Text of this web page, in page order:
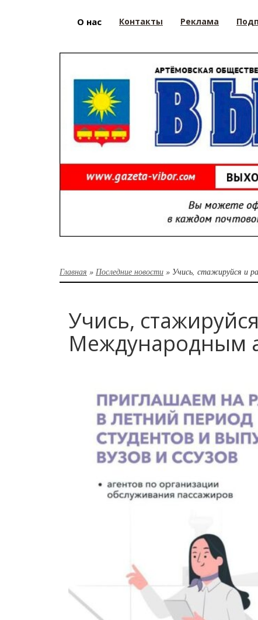
О нас Контакты Реклама
Главная » Последние новости » Учись, стажируйся и
Учись,
Международным